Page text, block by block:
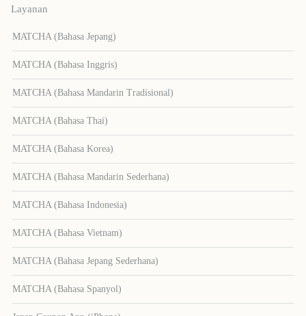
Layanan
MATCHA (Bahasa Jepang)
MATCHA (Bahasa Inggris)
MATCHA (Bahasa Mandarin Tradisional)
MATCHA (Bahasa Thai)
MATCHA (Bahasa Korea)
MATCHA (Bahasa Mandarin Sederhana)
MATCHA (Bahasa Indonesia)
MATCHA (Bahasa Vietnam)
MATCHA (Bahasa Jepang Sederhana)
MATCHA (Bahasa Spanyol)